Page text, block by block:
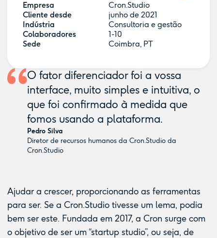
O fator diferenciador foi a vossa
interface, muito simples e intuitiva, o
que foi confirmado à medida que
fomos usando a plataforma.
Pedro Silva
Diretor de recursos humanos da Cron.Studio da
Cron.Studio
Ajudar a crescer, proporcionando as ferramentas
para ser. Se a Cron.Studio tivesse um lema, podia
bem ser este. Fundada em 2017, a Cron surge com
o objetivo de ser um “startup studio”, ou seja, de
Empresa
Cron.Studio
Cliente desde
junho de 2021
Indústria
Consultoria e gestão
Colaboradores
1-10
Sede
Coimbra, PT